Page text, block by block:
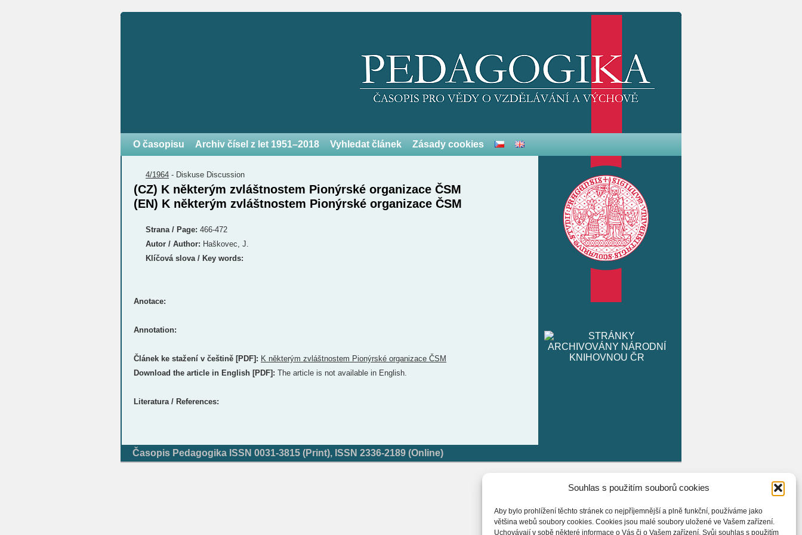
Souhlas s použitím souborů cookies
Aby bylo prohlížení těchto stránek co nejpříjemnější a plně funkční, používáme jako
většina webů soubory cookies. Cookies jsou malé soubory uložené ve Vašem zařízení.
Uchovávají v sobě některé informace o Vás či o Vašem zařízení. Svůj souhlas s použitím
O časopisu Archiv čísel z let 1951–2018 Vyhledat článek Zásady cookies
4/1964 - Diskuse Discussion
(CZ) K některým zvláštnostem Pionýrské organizace ČSM
(EN) K některým zvláštnostem Pionýrské organizace ČSM
Strana / Page: 466-472
Autor / Author: Haškovec, J.
Klíčová slova / Key words:
Anotace:
Annotation:
Článek ke stažení v češtině [PDF]: K některým zvláštnostem Pionýrské organizace ČSM
Download the article in English [PDF]: The article is not available in English.
Literatura / References:
Časopis Pedagogika ISSN 0031-3815 (Print), ISSN 2336-2189 (Online)